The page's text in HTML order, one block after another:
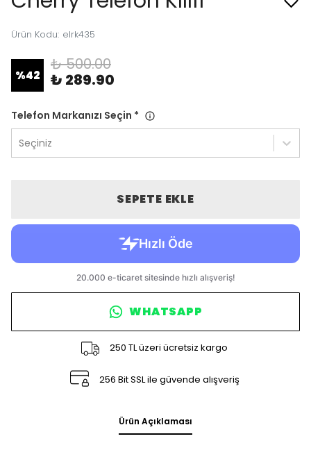
Ürün Kodu: elrk435
%42
₺ 500.00
₺ 289.90
Telefon Markanızı Seçin *
Seçiniz
SEPETE EKLE
WHATSAPP
250 TL üzeri ücretsiz kargo
256 Bit SSL ile güvende alışveriş
Ürün Açıklaması